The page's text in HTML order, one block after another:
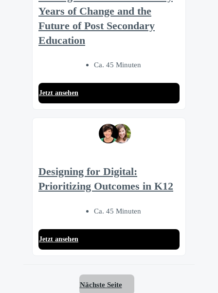
Years of Change and the
Future of Post Secondary
Education
Ca. 45 Minuten
Jetzt ansehen
Designing for Digital:
Prioritizing Outcomes in K12
Ca. 45 Minuten
Jetzt ansehen
Nächste Seite